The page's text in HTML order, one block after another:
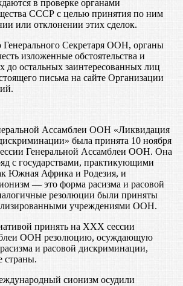
в проверке органами
СССР с целью принятия по ним
или отклонении этих сделок.
Секретаря ООН, органы
изложенные обстоятельства и
до остальных заинтересованных лиц
письма на сайте Организации
Ассамблеи ООН «Ликвидация
была принята 10 ноября
Генеральной Ассамблеи ООН. Она
с государствами, практикующими
Южная Африка и Родезия, и
— это форма расизма и расовой
резолюции были приняты
учреждениями ООН.
принять на XXX сессии
ООН резолюцию, осуждающую
и расовой дискриминации,
страны.
сионизм осудили